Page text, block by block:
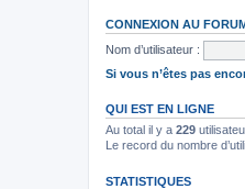
CONNEXION AU
Nom d’utilisateur :
Si vous n’êtes pas
QUI EST EN LIGNE
Au total il y a 229
Le record du nombre
STATISTIQUES